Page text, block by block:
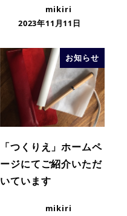
mikiri
2023年11月11日
お知らせ
「つくりえ」ホームペ
ージにてご紹介いただ
いています
mikiri